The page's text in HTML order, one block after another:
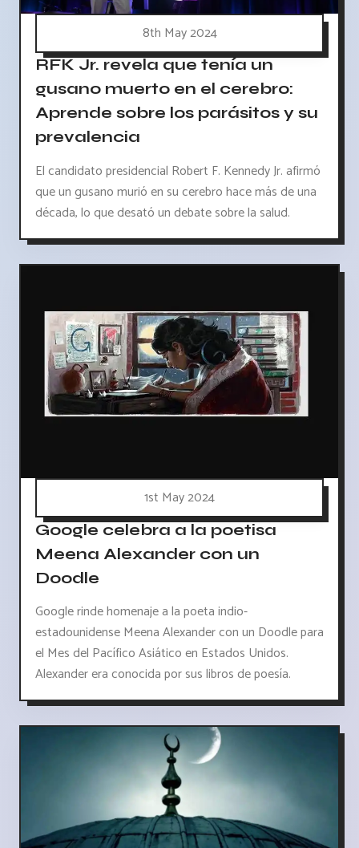
8th May 2024
RFK Jr. revela que tenía un
gusano muerto en el cerebro:
Aprende sobre los parásitos y su
prevalencia
El candidato presidencial Robert F. Kennedy Jr. afirmó
que un gusano murió en su cerebro hace más de una
década, lo que desató un debate sobre la salud.
1st May 2024
Google celebra a la poetisa
Meena Alexander con un
Doodle
Google rinde homenaje a la poeta indio-
estadounidense Meena Alexander con un Doodle para
el Mes del Pacífico Asiático en Estados Unidos.
Alexander era conocida por sus libros de poesía.